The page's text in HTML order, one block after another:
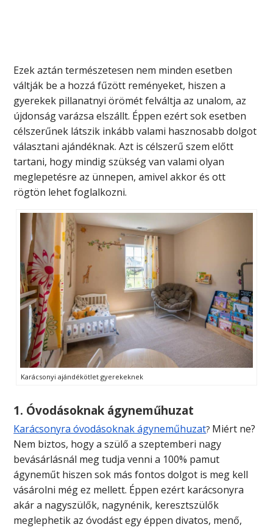
Ezek aztán természetesen nem minden esetben
váltják be a hozzá fűzött reményeket, hiszen a
gyerekek pillanatnyi örömét felváltja az unalom, az
újdonság varázsa elszállt. Éppen ezért sok esetben
célszerűnek látszik inkább valami hasznosabb dolgot
választani ajándéknak. Azt is célszerű szem előtt
tartani, hogy mindig szükség van valami olyan
meglepetésre az ünnepen, amivel akkor és ott
rögtön lehet foglalkozni.
Karácsonyi ajándékötlet gyerekeknek
1. Óvodásoknak ágyneműhuzat
Karácsonyra óvodásoknak ágyneműhuzat? Miért ne?
Nem biztos, hogy a szülő a szeptemberi nagy
bevásárlásnál meg tudja venni a 100% pamut
ágyneműt hiszen sok más fontos dolgot is meg kell
vásárolni még ez mellett. Éppen ezért karácsonyra
akár a nagyszülők, nagynénik, keresztszülők
meglephetik az óvodást egy éppen divatos, menő,